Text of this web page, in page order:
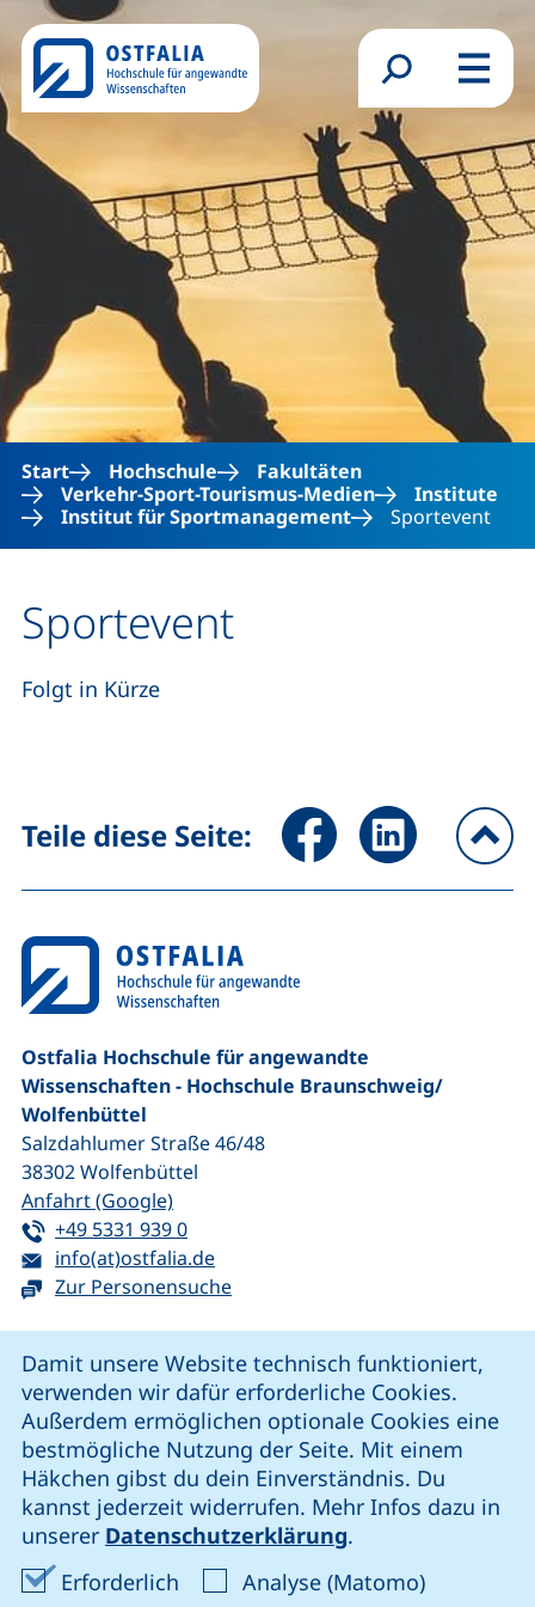
Damit unsere Website technisch funktioniert,
verwenden wir dafür erforderliche Cookies.
Außerdem ermöglichen optionale Cookies eine
bestmögliche Nutzung der Seite. Mit einem
Häkchen gibst du dein Einverständnis. Du
kannst jederzeit widerrufen. Mehr Infos dazu in
unserer Datenschutzerklärung.
Erforderlich Erforderliche Cookies akzeptieren
Analyse (Matomo)Analyse-
Suchformular
Menü
Start Hochschule
Fakultäten
Verkehr-Sport-Tourismus-Medien
Institute
Institut für Sportmanagement
Sportevent
Sportevent
Folgt in Kürze
Teile diese Seite: Seite über Facebook teilen
Seite über
Ostfalia Hochschule für angewandte
Wissenschaften - Hochschule Braunschweig/​
Wolfenbüttel
Salzdahlumer Straße 46/48
38302Wolfenbüttel
Anfahrt (Google)(externer Link, öffnet neues Fenster)
Tel:
+49 5331 939 0(startet einen Telefonanruf, wenn Ihr
E-Mail:
info(at)ostfalia.de(öffnet Ihr E-Mail-Programm)
Zur Personensuche
unsere Facebook-Seite (externer Link, öffnet neues
unsere LinkedIn-Seite (externer Link, öffnet
unsere Instagram-Seite (externer Link,
unsere YouTube-Seite (externer
Cookie-Einstellungen
Impressum
Datenschutz